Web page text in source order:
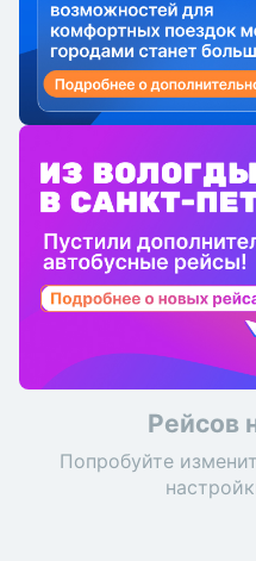
Рейсов
Попробуйте